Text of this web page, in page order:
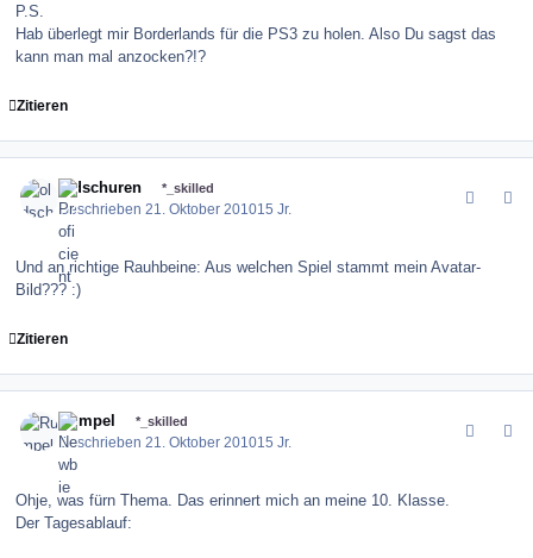
P.S.
Hab überlegt mir Borderlands für die PS3 zu holen. Also Du sagst das
kann man mal anzocken?!?
Zitieren
oldschuren *_skilled
Geschrieben21. Oktober 201015 Jr.
Und an richtige Rauhbeine: Aus welchen Spiel stammt mein Avatar-
Bild??? :)
Zitieren
Rumpel *_skilled
Geschrieben21. Oktober 201015 Jr.
Ohje, was fürn Thema. Das erinnert mich an meine 10. Klasse.
Der Tagesablauf: